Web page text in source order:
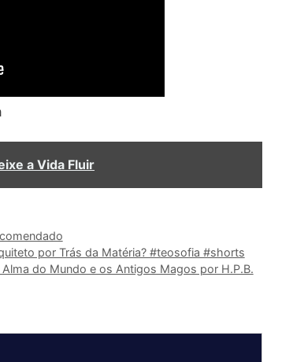
a Vida Fluir
por Trás da Matéria? #teosofia #shorts
do Mundo e os Antigos Magos por H.P.B.